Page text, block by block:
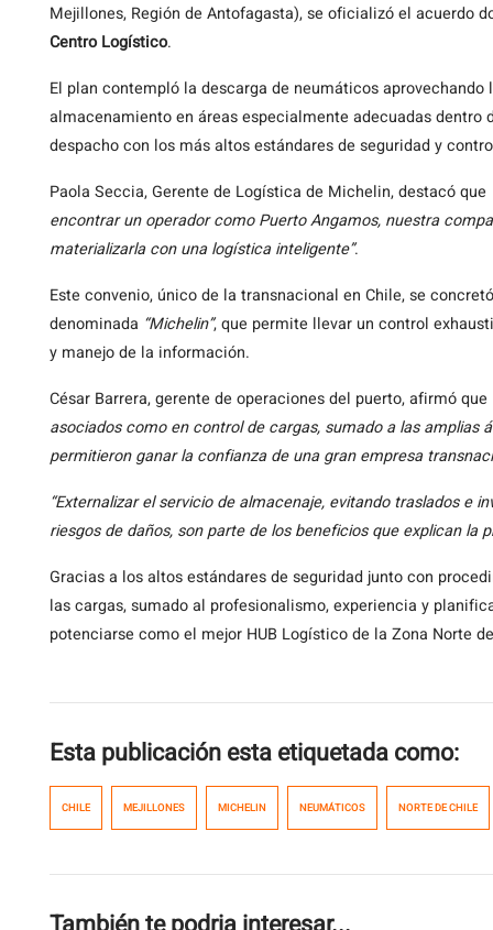
Mejillones, Región de Antofagasta), se oficializó el acuerdo
Centro Logístico.
El plan contempló la descarga de neumáticos
almacenamiento en áreas especialmente adecuadas
despacho con los más altos estándares de seguridad y
Paola Seccia, Gerente de Logística de Michelin, destacó que
encontrar un operador como Puerto Angamos, nuestra
materializarla con una logística inteligente”.
Este convenio, único de la transnacional en Chile, se
denominada “Michelin”, que permite llevar un control
y manejo de la información.
César Barrera, gerente de operaciones del puerto, afirmó que
asociados como en control de cargas, sumado a las amplias
permitieron ganar la confianza de una gran empresa
“Externalizar el servicio de almacenaje, evitando traslados e
riesgos de daños, son parte de los beneficios que explican la
Gracias a los altos estándares de seguridad junto con
las cargas, sumado al profesionalismo, experiencia y
potenciarse como el mejor HUB Logístico de la Zona Norte
Esta publicación esta etiquetada como:
CHILE MEJILLONES MICHELIN NEUMÁTICOS NORTE DE CHILE